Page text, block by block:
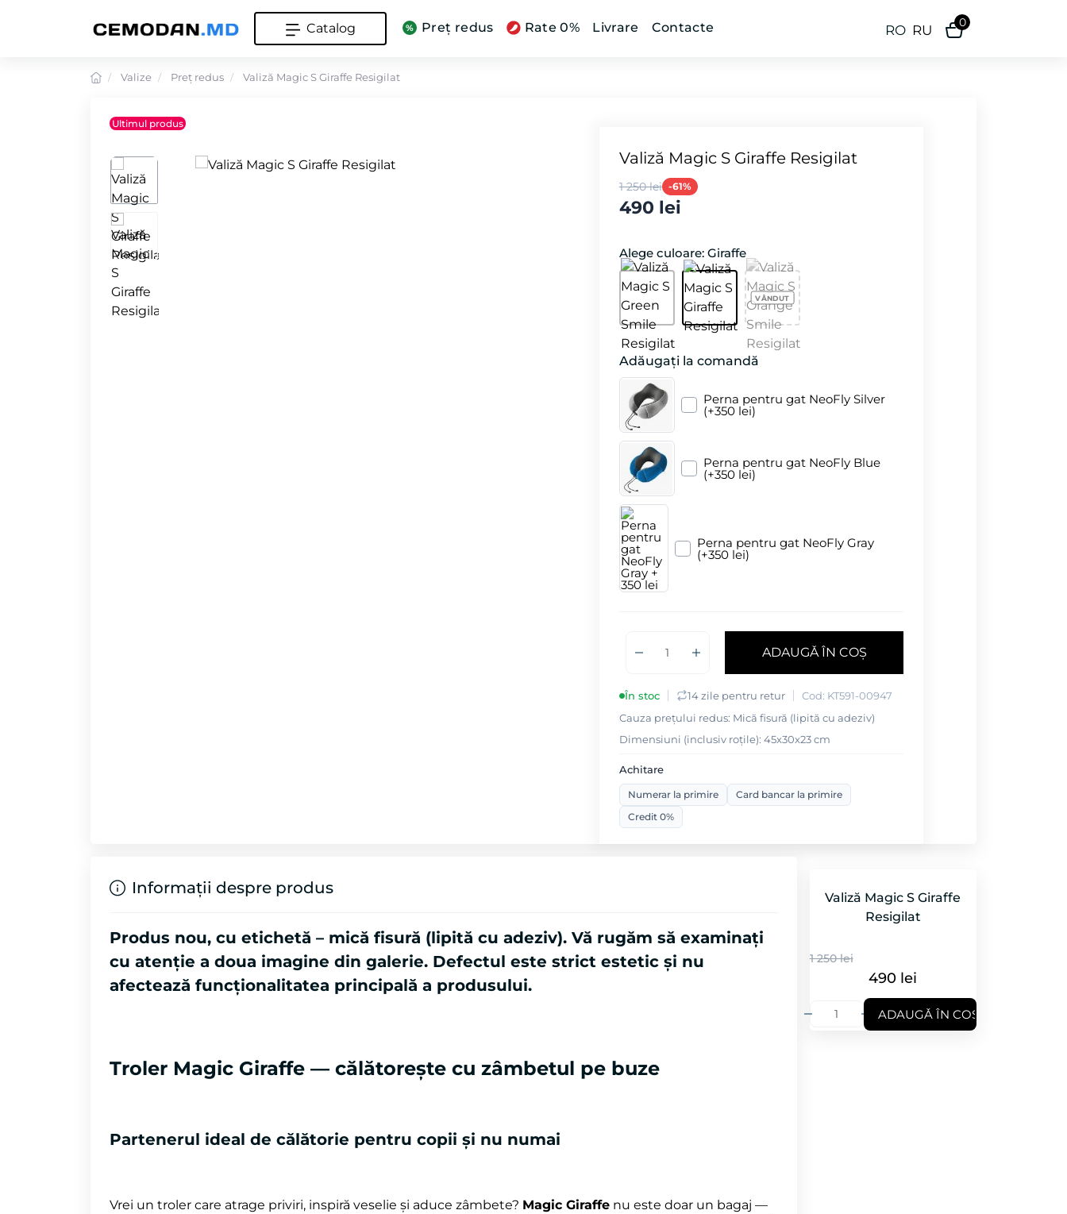
Catalog Preț redus Rate 0% Livrare Contacte RO RU 0
Valize Preț redus Valiză Magic S Giraffe Resigilat
Ultimul produs
Valiză Magic S Giraffe Resigilat
1 250 lei -61%
490 lei
Alege culoare: Giraffe
Adăugați la comandă
Perna pentru gat NeoFly Silver
(+350 lei)
Perna pentru gat NeoFly Blue
(+350 lei)
Perna pentru gat NeoFly Gray
(+350 lei)
ADAUGǍ ÎN COȘ
În stoc 14 zile pentru retur
Cod: KT591-00947
Cauza preţului redus: Mică fisură (lipită cu adeziv)
Dimensiuni (inclusiv roțile): 45x30x23 cm
Achitare
Numerar la primire
Card bancar la primire
Credit 0%
Valiză Magic S Giraffe
Resigilat
1 250 lei
490 lei
ADAUGǍ ÎN COȘ
Informații despre produs
Produs nou, cu etichetă – mică fisură (lipită cu adeziv). Vă rugăm să examinați
cu atenție a doua imagine din galerie. Defectul este strict estetic și nu
afectează funcționalitatea principală a produsului.
Troler Magic Giraffe — călătorește cu zâmbetul pe buze
Partenerul ideal de călătorie pentru copii și nu numai
Vrei un troler care atrage priviri, inspiră veselie și aduce zâmbete? Magic Giraffe nu este doar un bagaj —